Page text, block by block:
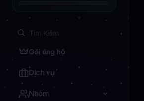
Gói ủng hộ
Dịch vụ
Nhóm